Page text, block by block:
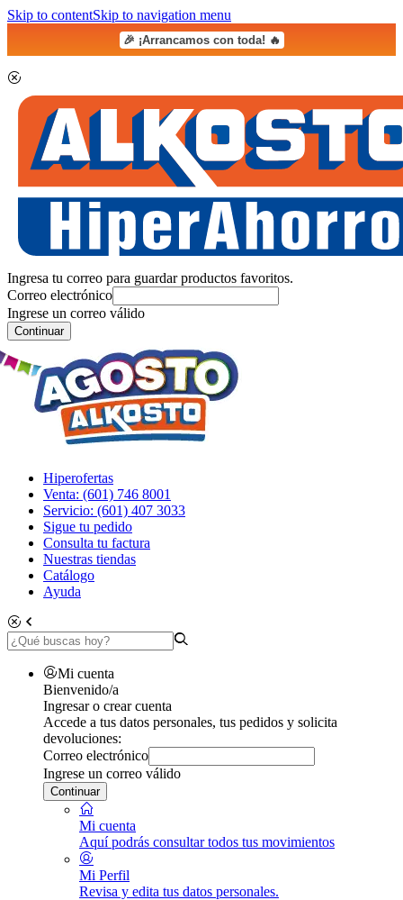
Skip to contentSkip to navigation menu
🎉 ¡Arrancamos con toda! 🔥
Ingresa tu correo para guardar productos favoritos.
Correo electrónico
Ingrese un correo válido
Continuar
Hiperofertas
Venta: (601) 746 8001
Servicio: (601) 407 3033
Sigue tu pedido
Consulta tu factura
Nuestras tiendas
Catálogo
Ayuda
Mi cuenta
Bienvenido/a
Ingresar o crear cuenta
Accede a tus datos personales, tus pedidos y solicita
devoluciones:
Correo electrónico
Ingrese un correo válido
Continuar
Mi cuenta
Aquí podrás consultar todos tus movimientos
Mi Perfil
Revisa y edita tus datos personales.